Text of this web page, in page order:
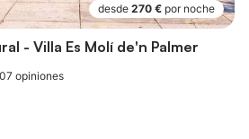
desde 270 € por noche
- Villa Es Molí de'n Palmer
opiniones